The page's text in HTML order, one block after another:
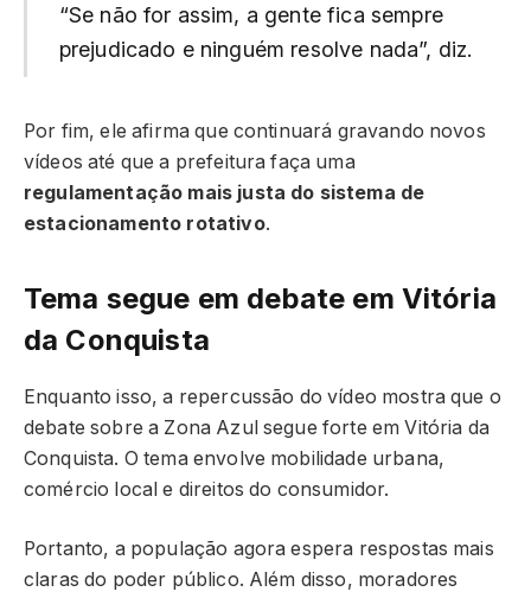
“Se não for assim, a gente fica sempre
prejudicado e ninguém resolve nada”, diz.
Por fim, ele afirma que continuará gravando novos
vídeos até que a prefeitura faça uma
regulamentação mais justa do sistema de
estacionamento rotativo.
Tema segue em debate em Vitória
da Conquista
Enquanto isso, a repercussão do vídeo mostra que o
debate sobre a Zona Azul segue forte em Vitória da
Conquista. O tema envolve mobilidade urbana,
comércio local e direitos do consumidor.
Portanto, a população agora espera respostas mais
claras do poder público. Além disso, moradores